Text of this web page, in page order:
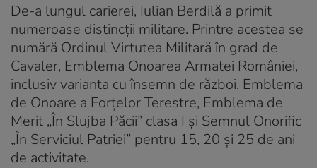
De-a lungul carierei, Iulian Berdilă a primit
numeroase distincții militare. Printre acestea se
numără Ordinul Virtutea Militară în grad de
Cavaler, Emblema Onoarea Armatei României,
inclusiv varianta cu însemn de război, Emblema
de Onoare a Forțelor Terestre, Emblema de
Merit „În Slujba Păcii” clasa I și Semnul Onorific
„În Serviciul Patriei” pentru 15, 20 și 25 de ani
de activitate.